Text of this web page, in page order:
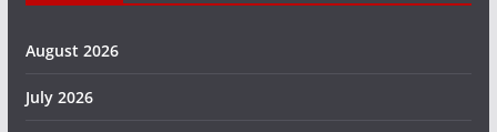
August 2026
July 2026